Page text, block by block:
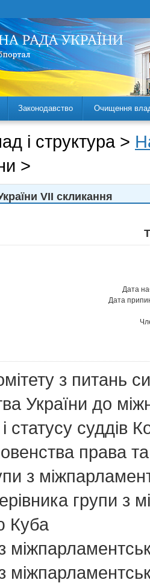
Законодавство Очищення
і структура >
>
VII скликання
Дата
Дата
з питань
України до
статусу суддів
права
з
групи з
Куба